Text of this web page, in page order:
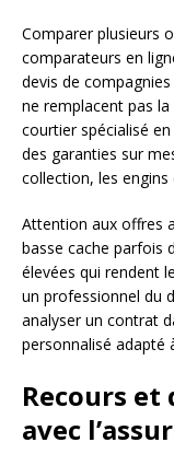
Comparer plusieurs
comparateurs en
devis de
ne remplacent pas
courtier spécialisé
des garanties sur
collection, les
Attention aux offres
basse cache parfois
élevées qui rendent
un professionnel du
analyser un contrat
personnalisé adapté
Recours et
avec